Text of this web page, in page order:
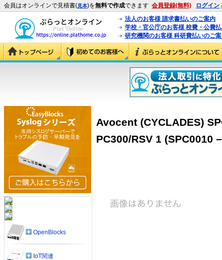
会員はオンラインで見積書(見本)を無料で作成できます 会員登録(無料) ログイン
法人のお客様 請求書払いのご案内
学校・官公庁のお客様 校費・公費
研究機関のお客様 科研費払いのご
Avocent (CYCLADES)
PC300/RSV 1 (SPC0010
OpenBlocks
IoT関連